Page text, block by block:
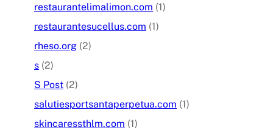
restaurantelimalimon.com (1)
restaurantesucellus.com (1)
rheso.org (2)
s (2)
S Post (2)
salutiesportsantaperpetua.com (1)
skincaressthlm.com (1)